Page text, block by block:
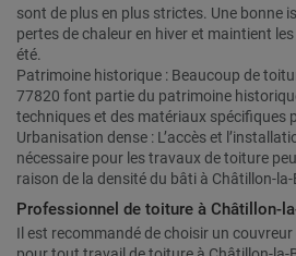
sont de plus en plus strictes. Une bonne
pertes de chaleur en hiver et maintient
été.
Patrimoine historique : Beaucoup de
77820 font partie du patrimoine
techniques et des matériaux spécifiques
Urbanisation dense : L’accès et
nécessaire pour les travaux de toiture
raison de la densité du bâti à Châtillon-
Professionnel de toiture à Châtillon-
Il est recommandé de choisir un